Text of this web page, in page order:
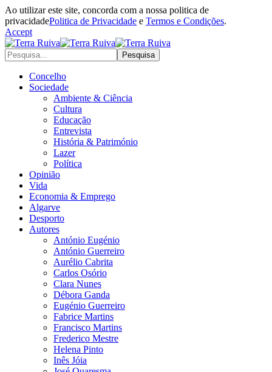
Ao utilizar este site, concorda com a nossa politica de
privacidadePolitica de Privacidade e Termos e Condições.
Accept
Concelho
Sociedade
Ambiente & Ciência
Cultura
Educação
Entrevista
História & Património
Lazer
Política
Opinião
Vida
Economia & Emprego
Algarve
Desporto
Autores
António Eugénio
António Guerreiro
Aurélio Cabrita
Carlos Osório
Clara Nunes
Débora Ganda
Eugénio Guerreiro
Fabrice Martins
Francisco Martins
Frederico Mestre
Helena Pinto
Inês Jóia